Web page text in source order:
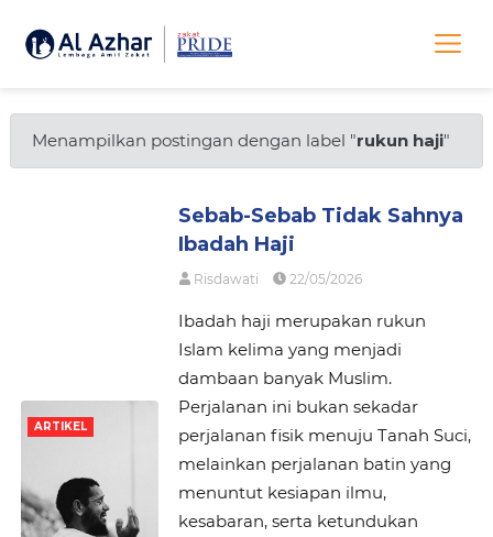
Menampilkan postingan dengan label "rukun haji"
ARTIKEL
Sebab-Sebab Tidak Sahnya
Ibadah Haji
Risdawati 22/05/2026
Ibadah haji merupakan rukun
Islam kelima yang menjadi
dambaan banyak Muslim.
Perjalanan ini bukan sekadar
perjalanan fisik menuju Tanah Suci,
melainkan perjalanan batin yang
menuntut kesiapan ilmu,
kesabaran, serta ketundukan